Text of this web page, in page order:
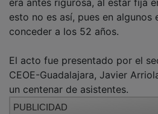
esto no es así, pues en algunos
conceder a los 52 años.
CEOE-Guadalajara, Javier
un centenar de asistentes.